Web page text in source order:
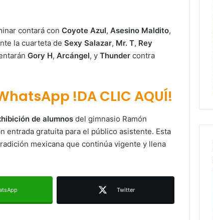
contará con Coyote Azul, Asesino Maldito,
la cuarteta de Sexy Salazar, Mr. T, Rey
Gory H, Arcángel, y Thunder contra
!DA CLIC AQUÍ!
de alumnos del gimnasio Ramón
entrada gratuita para el público asistente. Esta
mexicana que continúa vigente y llena
Twitter
Ruth González destaca impacto del
nuevo paso a desnivel en la
movilidad estatal
Juan Manuel Navarro alista
Gobierno del Estado
Parques Tangamanga y defiende